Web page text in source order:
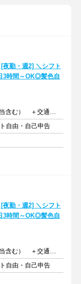
[夜勤・週2] ＼シフト
3時間～OK◎髪色自
時給1375円以上（深夜手当含む） ＋交通費支給
自由・自己申告
[夜勤・週2] ＼シフト
3時間～OK◎髪色自
時給1375円以上（深夜手当含む） ＋交通費支給
自由・自己申告